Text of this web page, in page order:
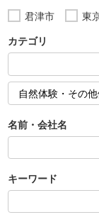
君津市
東
カテゴリ
名前・会社名
キーワード